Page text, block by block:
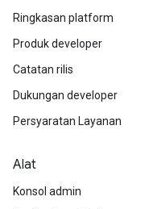
Ringkasan platform
Produk developer
Catatan rilis
Dukungan developer
Persyaratan Layanan
Alat
Konsol admin